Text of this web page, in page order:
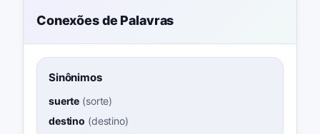
Conexões de Palavras
Sinônimos
suerte (sorte)
destino (destino)